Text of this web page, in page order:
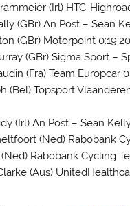
(Irl) HTC-
(GBr) An Post – Sean
(GBr) Motorpoint 0:19:20
(GBr) Sigma Sport –
(Fra) Team Europcar
(Bel) Topsport
(Irl) An Post – Sean
(Ned) Rabobank
Rabobank Cycling
(Aus)